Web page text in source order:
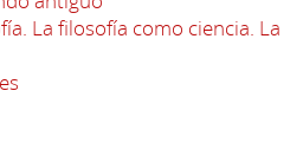
La filosofía como ciencia. La